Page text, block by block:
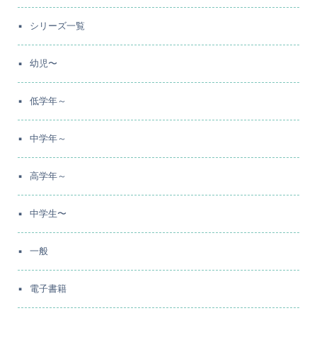
シリーズ一覧
幼児〜
低学年～
中学年～
高学年～
中学生〜
一般
電子書籍